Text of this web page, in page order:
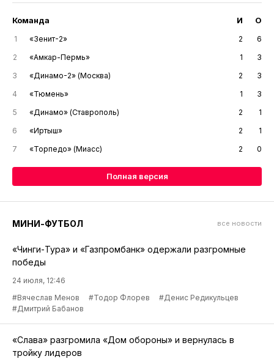
Команда И О
1 «Зенит-2» 2
6
2
«Амкар-Пермь» 1
3
3
«Динамо-2» (Москва) 2
3
4
«Тюмень» 1
3
5
«Динамо» (Ставрополь) 2
1
6
«Иртыш» 2
1
7
«Торпедо» (Миасс) 2 0
Полная версия
МИНИ-ФУТБОЛ все новости
«Чинги-Тура» и «Газпромбанк» одержали разгромные
победы
24 июля, 12:46
#Вячеслав Менов
#Тодор Флорев
#Денис Редикульцев
#Дмитрий Бабанов
«Слава» разгромила «Дом обороны» и вернулась в
тройку лидеров